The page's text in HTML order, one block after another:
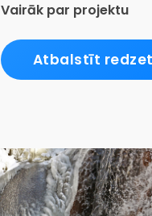
Vairāk par projektu
Atbalstīt